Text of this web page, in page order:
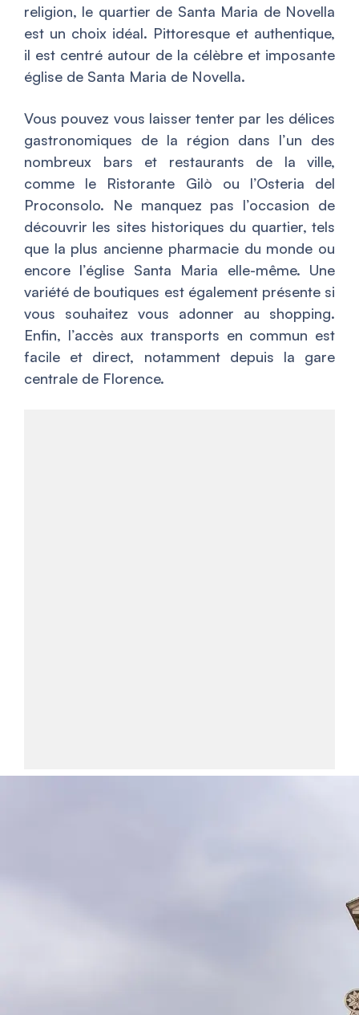
religion, le quartier de Santa Maria de Novella
est un choix idéal. Pittoresque et authentique,
il est centré autour de la célèbre et imposante
église de Santa Maria de Novella.
Vous pouvez vous laisser tenter par les délices
gastronomiques de la région dans l’un des
nombreux bars et restaurants de la ville,
comme le Ristorante Gilò ou l’Osteria del
Proconsolo. Ne manquez pas l’occasion de
découvrir les sites historiques du quartier, tels
que la plus ancienne pharmacie du monde ou
encore l’église Santa Maria elle-même. Une
variété de boutiques est également présente si
vous souhaitez vous adonner au shopping.
Enfin, l’accès aux transports en commun est
facile et direct, notamment depuis la gare
centrale de Florence.